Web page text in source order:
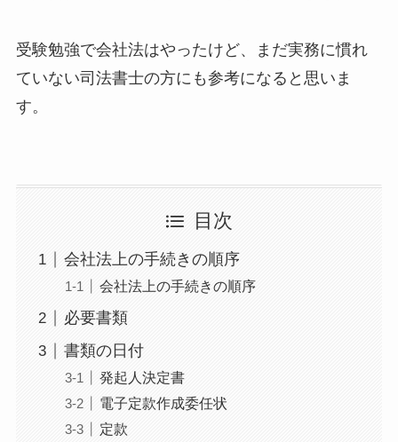
受験勉強で会社法はやったけど、まだ実務に慣れ
ていない司法書士の方にも参考になると思いま
す。
目次
会社法上の手続きの順序
会社法上の手続きの順序
必要書類
書類の日付
発起人決定書
電子定款作成委任状
定款